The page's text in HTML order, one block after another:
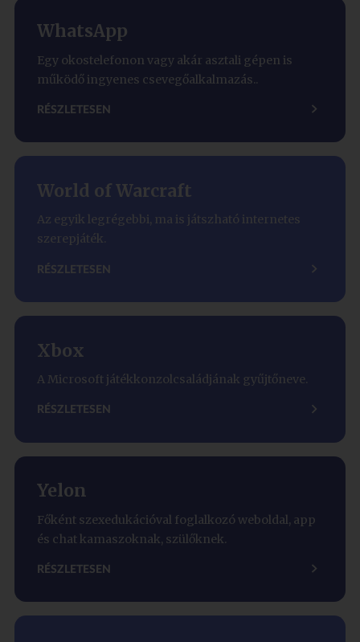
WhatsApp
Egy okostelefonon vagy akár asztali gépen is
működő ingyenes csevegőalkalmazás..
RÉSZLETESEN
World of Warcraft
Az egyik legrégebbi, ma is játszható internetes
szerepjáték.
RÉSZLETESEN
Xbox
A Microsoft játékkonzolcsaládjának gyűjtőneve.
RÉSZLETESEN
Yelon
Főként szexedukációval foglalkozó weboldal, app
és chat kamaszoknak, szülőknek.
RÉSZLETESEN